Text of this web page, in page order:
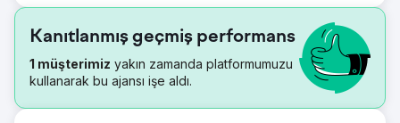
Kanıtlanmış geçmiş performans
1 müşterimiz yakın zamanda platformumuzu
kullanarak bu ajansı işe aldı.